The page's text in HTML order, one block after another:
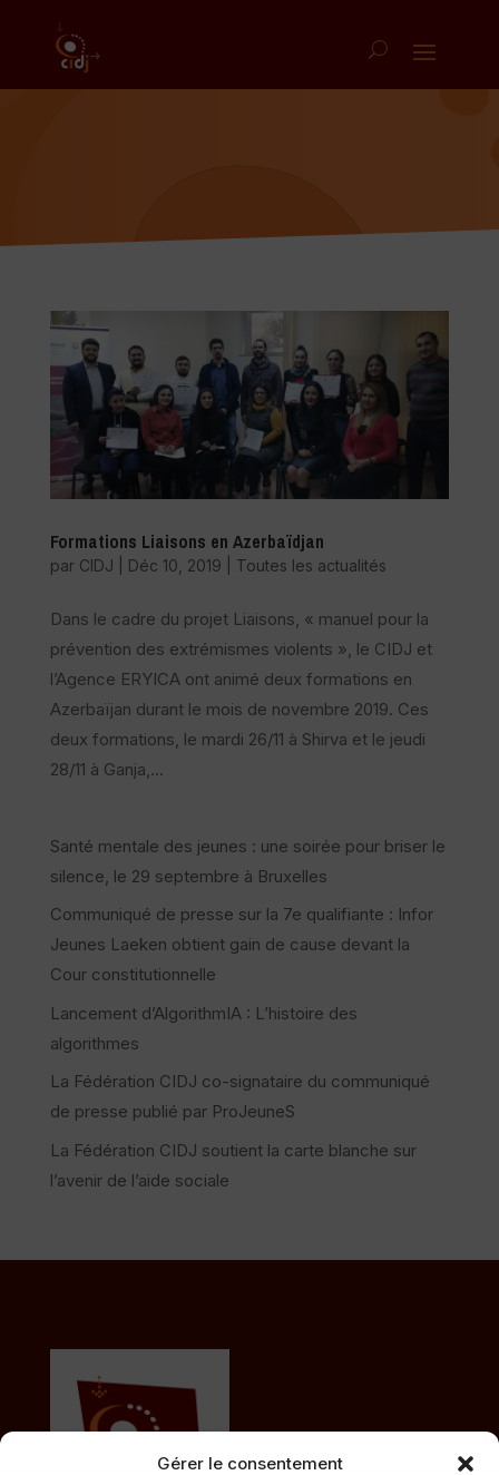
Gérer le consentement
Formations Liaisons en Azerbaïdjan
par CIDJ Déc 10, 2019 Toutes les actualités
Dans le cadre du projet Liaisons, « manuel pour la
prévention des extrémismes violents », le CIDJ et
l’Agence ERYICA ont animé deux formations en
Azerbaïjan durant le mois de novembre 2019. Ces
deux formations, le mardi 26/11 à Shirva et le jeudi
28/11 à Ganja,...
Santé mentale des jeunes : une soirée pour briser le
silence, le 29 septembre à Bruxelles
Communiqué de presse sur la 7e qualifiante : Infor
Jeunes Laeken obtient gain de cause devant la
Cour constitutionnelle
Lancement d’AlgorithmIA : L’histoire des
algorithmes
La Fédération CIDJ co-signataire du communiqué
de presse publié par ProJeuneS
La Fédération CIDJ soutient la carte blanche sur
l’avenir de l’aide sociale